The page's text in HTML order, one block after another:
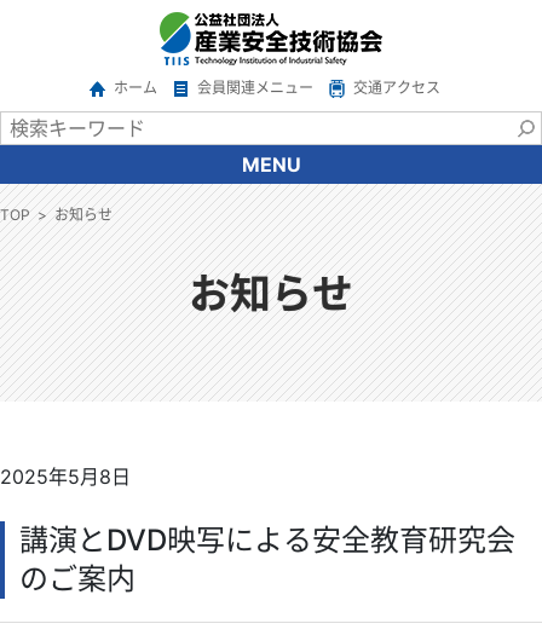
ホーム 会員関連メニュー 交通アクセス
MENU
協会について
会長あいさつ
協会の概要
沿革
情報公開
アクセス
広報
サービス一覧
検定
IECEx
海外関連サポート
TOP お知らせ
お知らせ
2025年5月8日
講演とDVD映写による安全教育研究会
のご案内